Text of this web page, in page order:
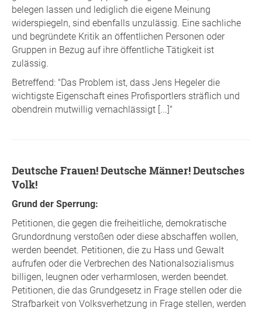
belegen lassen und lediglich die eigene Meinung
widerspiegeln, sind ebenfalls unzulässig. Eine sachliche
und begründete Kritik an öffentlichen Personen oder
Gruppen in Bezug auf ihre öffentliche Tätigkeit ist
zulässig.
Betreffend: "Das Problem ist, dass Jens Hegeler die
wichtigste Eigenschaft eines Profisportlers sträflich und
obendrein mutwillig vernachlässigt [...]"
Deutsche Frauen! Deutsche Männer! Deutsches
Volk!
Grund der Sperrung:
Petitionen, die gegen die freiheitliche, demokratische
Grundordnung verstoßen oder diese abschaffen wollen,
werden beendet. Petitionen, die zu Hass und Gewalt
aufrufen oder die Verbrechen des Nationalsozialismus
billigen, leugnen oder verharmlosen, werden beendet.
Petitionen, die das Grundgesetz in Frage stellen oder die
Strafbarkeit von Volksverhetzung in Frage stellen, werden